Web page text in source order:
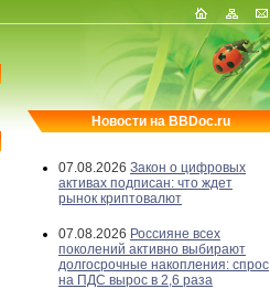
Новости на BBDoc.ru
07.08.2026 Закон о цифровых
активах подписан: что ждет
рынок криптовалют
07.08.2026 Россияне всех
поколений активно выбирают
долгосрочные накопления: спрос
на ПДС вырос в 2,6 раза